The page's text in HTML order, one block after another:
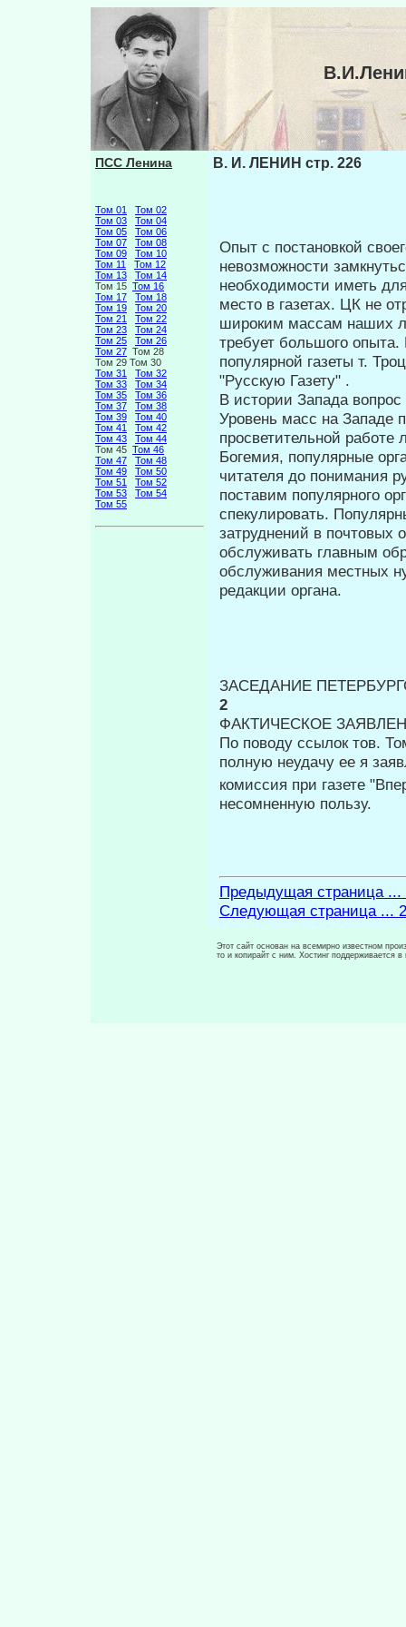
ПСС Ленина
Том 01
Том 02
Том 03
Том 04
Том 05
Том 06
Том 07
Том 08
Том 09
Том 10
Том 11
Том 12
Том 13
Том 14
Том 15 Том 16
Том 17
Том 18
Том 19
Том 20
Том 21
Том 22
Том 23
Том 24
Том 25
Том 26
Том 27 Том 28
Том 29 Том 30
Том 31
Том 32
Том 33
Том 34
Том 35
Том 36
Том 37
Том 38
Том 39
Том 40
Том 41
Том 42
Том 43
Том 44
Том 45 Том 46
Том 47
Том 48
Том 49
Том 50
Том 51
Том 52
Том 53
Том 54
Том 55
В. И. ЛЕНИН стр. 226
Опыт с постановкой
невозможности
необходимости иметь
место в газетах. ЦК не
широким массам наших
требует большого
популярной газеты т.
"Русскую Газету" .
В истории Запада вопрос
Уровень масс на Западе
просветительной работе
Богемия, популярные
читателя до понимания
поставим популярного
спекулировать.
затруднений в почтовых
обслуживать глав­ным
обслуживания местных
редакции органа.
ЗАСЕДАНИЕ
2
ФАКТИЧЕСКОЕ
По поводу ссылок тов.
пол­ную неудачу ее я
комиссия при газете
несомненную пользу.
Предыдущая страница ...
Следующая страница ...
Этот сайт основан на всемирно известном
то и копирайт с ним. Хостинг поддерживается